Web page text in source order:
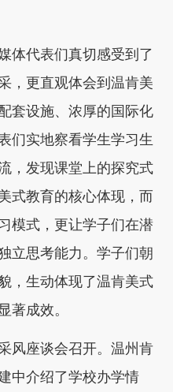
代表们真切感受到了
，更直观体会到温肯美
套设施、浓厚的国际化
们实地察看学生学习生
，发现课堂上的探究式
式教育的核心体现，而
模式，更让学子们在潜
立思考能力。学子们朝
，生动体现了温肯美式
著成效。
座谈会召开。温州肯
中介绍了学校办学情